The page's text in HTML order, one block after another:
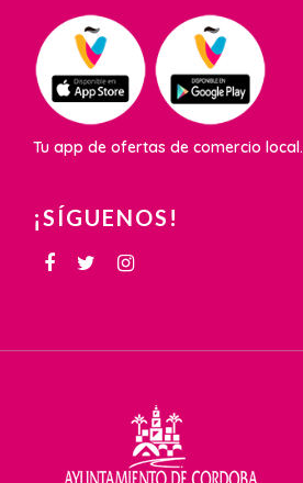
Tu app de ofertas de comercio local.
¡SÍGUENOS!